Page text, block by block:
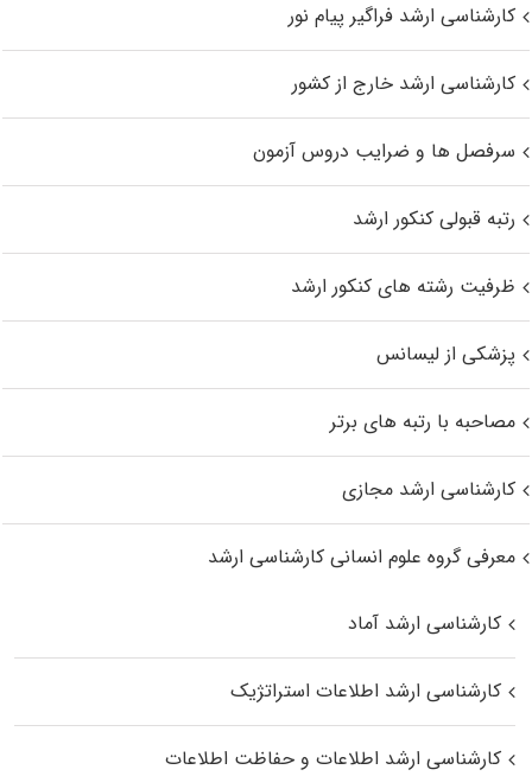
کارشناسی ارشد فراگیر پیام نور
کارشناسی ارشد خارج از کشور
سرفصل ها و ضرایب دروس آزمون
رتبه قبولی کنکور ارشد
ظرفیت رشته های کنکور ارشد
پزشکی از لیسانس
مصاحبه با رتبه های برتر
کارشناسی ارشد مجازی
معرفی گروه علوم انسانی کارشناسی ارشد
کارشناسی ارشد آماد
کارشناسی ارشد اطلاعات استراتژیک
کارشناسی ارشد اطلاعات و حفاظت اطلاعات